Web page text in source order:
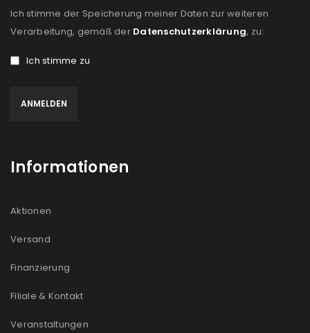
Ich stimme der Speicherung meiner Daten zur weiteren
Verarbeitung, gemäß der Datenschutzerklärung, zu:
Ich stimme zu
Informationen
Aktionen
Versand
Finanzierung
Filiale & Kontakt
Veranstaltungen